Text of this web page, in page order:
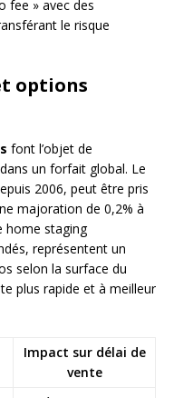
fee » avec des
le risque
options
font l’objet de
un forfait global. Le
2006, peut être pris
majoration de 0,2% à
home staging
représentent un
selon la surface du
plus rapide et à meilleur
Impact sur délai de
vente